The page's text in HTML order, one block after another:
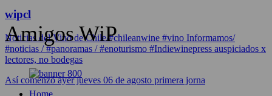
wipcl
Noticias del Vino de Chile/#chileanwine #vino Informamos/
#noticias / #panoramas / #enoturismo #Indiewinepress auspiciados x
lectores, no bodegas
Así comenzó ayer jueves 06 de agosto primera jorna
Amigos WiP
Home